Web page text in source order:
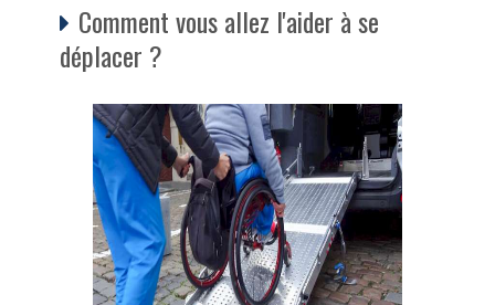
Comment vous allez l'aider à se
déplacer ?